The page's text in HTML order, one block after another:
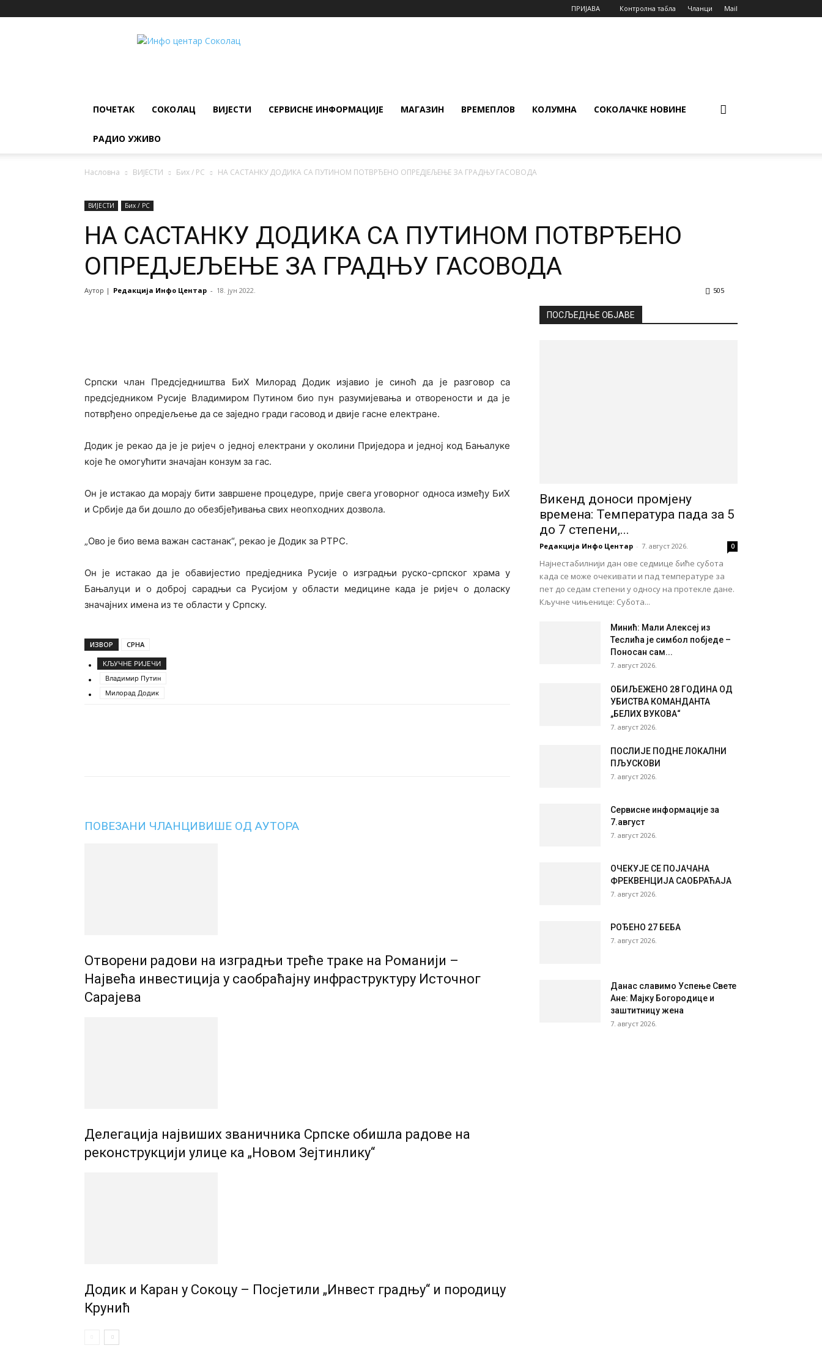
ПРИЈАВА Контролна табла Чланци Mail
ИНФО
ПОЧЕТАК СОКОЛАЦ ВИЈЕСТИ СЕРВИСНЕ ИНФОРМАЦИЈЕ МАГАЗИН ВРЕМЕПЛОВ КОЛУМНА СОКОЛАЧКЕ НОВИНЕ
РАДИО УЖИВО
Насловна ВИЈЕСТИ Бих / РС НА САСТАНКУ ДОДИКА СА ПУТИНОМ ПОТВРЂЕНО ОПРЕДЈЕЉЕЊЕ ЗА ГРАДЊУ ГАСОВОДА
ВИЈЕСТИ Бих / РС
НА САСТАНКУ ДОДИКА СА ПУТИНОМ ПОТВРЂЕНО
ОПРЕДЈЕЉЕЊЕ ЗА ГРАДЊУ ГАСОВОДА
Аутор | Редакција Инфо Центар - 18. јун 2022. 505
Српски члан Предсједништва БиХ Милорад Додик изјавио је синоћ да је разговор са
предсједником Русије Владимиром Путином био пун разумијевања и отворености и да је
потврђено опредјељење да се заједно гради гасовод и двије гасне електране.
Додик је рекао да је је ријеч о једној електрани у околини Приједора и једној код Бањалуке
које ће омогућити значајан конзум за гас.
Он је истакао да морају бити завршене процедуре, прије свега уговорног односа између БиХ
и Србије да би дошло до обезбјеђивања свих неопходних дозвола.
„Ово је био вема важан састанак“, рекао је Додик за РТРС.
Он је истакао да је обавијестио предједника Русије о изградњи руско-српског храма у
Бањалуци и о доброј сарадњи са Русијом у области медицине када је ријеч о доласку
значајних имена из те области у Српску.
ИЗВОР СРНА
КЉУЧНЕ РИЈЕЧИ
Владимир Путин
Милорад Додик
ПОВЕЗАНИ ЧЛАНЦИВИШЕ ОД АУТОРА
Отворени радови на изградњи треће траке на Романији –
Највећа инвестиција у саобраћајну инфраструктуру Источног
Сарајева
Делегација највиших званичника Српске обишла радове на
реконструкцији улице ка „Новом Зејтинлику“
Додик и Каран у Сокоцу – Посјетили „Инвест градњу“ и породицу
Крунић
ПОСЉЕДЊЕ ОБЈАВЕ
Викенд доноси промјену
времена: Температура пада за 5
до 7 степени,...
Редакција Инфо Центар - 7. август 2026. 0
Најнестабилнији дан ове седмице биће субота
када се може очекивати и пад температуре за
пет до седам степени у односу на протекле дане.
Кључне чињенице: Субота...
Минић: Мали Алексеј из
Теслића је симбол побједе –
Поносан сам...
7. август 2026.
ОБИЉЕЖЕНО 28 ГОДИНА ОД
УБИСТВА КОМАНДАНТА
„БЕЛИХ ВУКОВА“
7. август 2026.
ПОСЛИЈЕ ПОДНЕ ЛОКАЛНИ
ПЉУСКОВИ
7. август 2026.
Сервисне информације за
7.август
7. август 2026.
ОЧЕКУЈЕ СЕ ПОЈАЧАНА
ФРЕКВЕНЦИЈА САОБРАЋАЈА
7. август 2026.
РОЂЕНО 27 БЕБА
7. август 2026.
Данас славимо Успење Свете
Ане: Мајку Богородице и
заштитницу жена
7. август 2026.